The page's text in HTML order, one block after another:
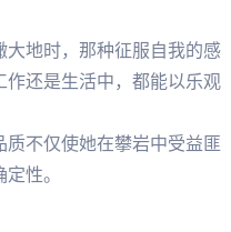
地时，那种征服自我的感
还是生活中，都能以乐观
不仅使她在攀岩中受益匪
性。